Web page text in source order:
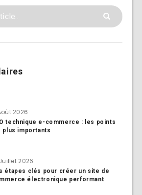
2026
technique e-commerce : les points
plus importants
2026
étapes clés pour créer un site de
électronique performant